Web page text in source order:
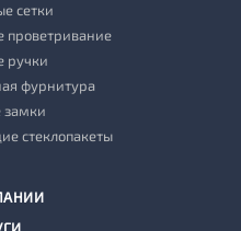
сетки
проветривание
ручки
фурнитура
замки
стеклопакеты